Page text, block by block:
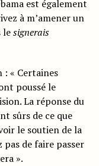
est également
à m’amener un
lesignerais
« Certaines
poussé le
La réponse du
sûrs de ce que
le soutien de la
de faire passer
».